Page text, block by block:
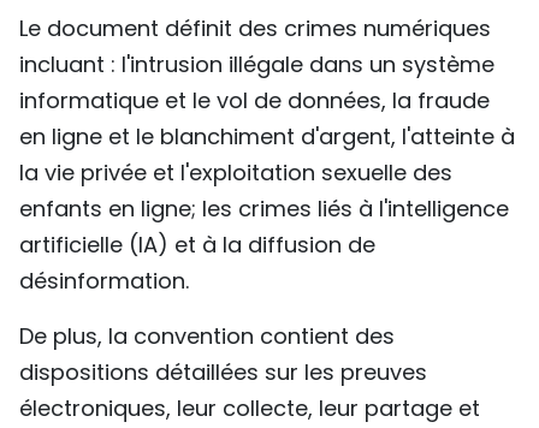
Le document définit des crimes numériques
incluant : l'intrusion illégale dans un système
informatique et le vol de données, la fraude
en ligne et le blanchiment d'argent, l'atteinte à
la vie privée et l'exploitation sexuelle des
enfants en ligne; les crimes liés à l'intelligence
artificielle (IA) et à la diffusion de
désinformation.
De plus, la convention contient des
dispositions détaillées sur les preuves
électroniques, leur collecte, leur partage et